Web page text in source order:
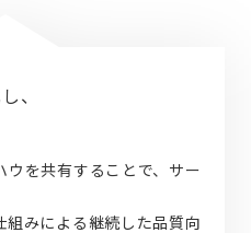
、
を共有することで、サー
みによる継続した品質向